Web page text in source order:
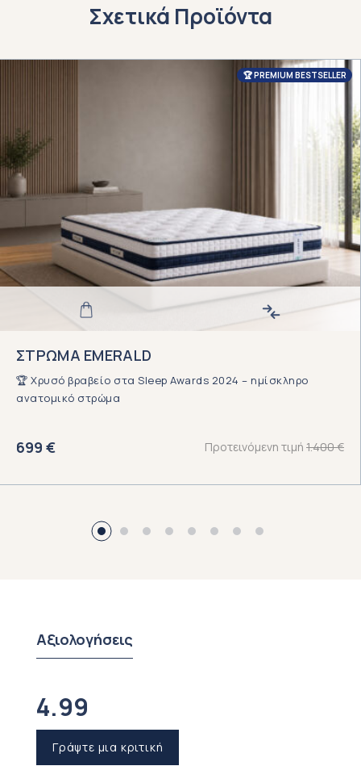
Σχετικά Προϊόντα
🏆 PREMIUM BESTSELLER
ΣΤΡΩΜΑ EMERALD
🏆 Χρυσό βραβείο στα Sleep Awards 2024 – ημίσκληρο
ανατομικό στρώμα
1.400€
699 €
ΕΠΙΛΕΞΤΕ
Αξιολογήσεις
4.99
Γράψτε μια κριτική